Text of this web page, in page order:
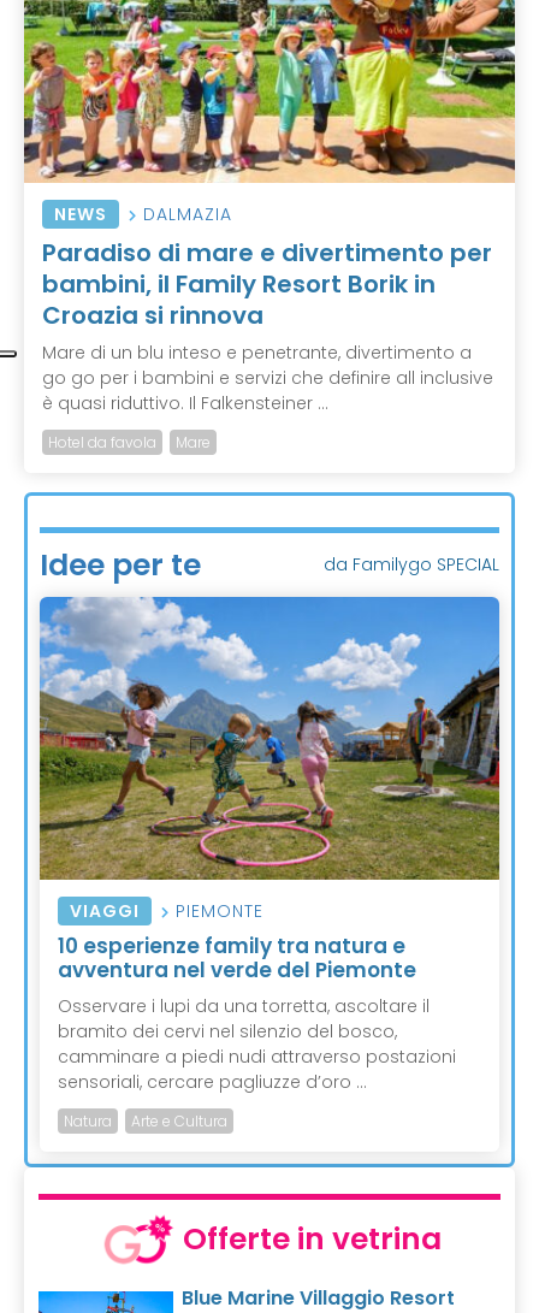
NEWS DALMAZIA
Paradiso di mare e divertimento per
bambini, il Family Resort Borik in
Croazia si rinnova
Mare di un blu inteso e penetrante, divertimento a
go go per i bambini e servizi che definire all inclusive
è quasi riduttivo. Il Falkensteiner ...
Hotel da favola Mare
Idee per te da Familygo SPECIAL
VIAGGI PIEMONTE
10 esperienze family tra natura e
avventura nel verde del Piemonte
Osservare i lupi da una torretta, ascoltare il
bramito dei cervi nel silenzio del bosco,
camminare a piedi nudi attraverso postazioni
sensoriali, cercare pagliuzze d’oro ...
Natura Arte e Cultura
Offerte in vetrina
Blue Marine Villaggio Resort